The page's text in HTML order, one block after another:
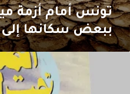
العطش!
تونس أمام أزمة
ببعض سكانها